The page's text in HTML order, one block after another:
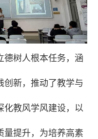
德树人根本任务，涵
创新，推动了教学与
化教风学风建设，以
量提升，为培养高素